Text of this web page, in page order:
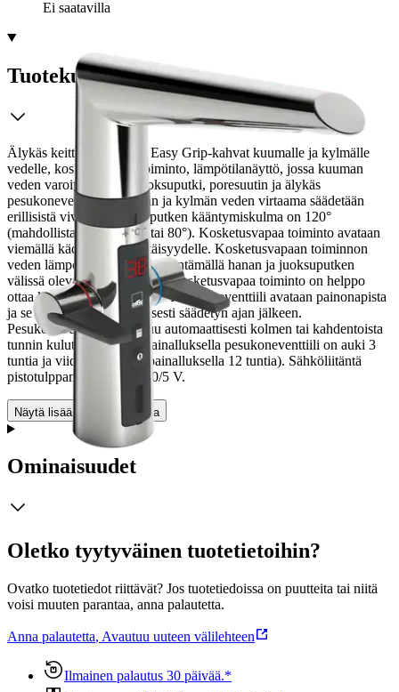
Ei saatavilla
Tuotekuvaus
Älykäs keittiöhana, jossa Easy Grip-kahvat kuumalle ja kylmälle
vedelle, kosketusvapaa toiminto, lämpötilanäyttö, jossa kuuman
veden varoitin, korkea juoksuputki, poresuutin ja älykäs
pesukoneventtiili. Kuuman ja kylmän veden virtaama säädetään
erillisistä vivuista. Juoksuputken kääntymiskulma on 120°
(mahdollista rajoittaa 60° tai 80°). Kosketusvapaa toiminto avataan
viemällä kädet tunnistusetäisyydelle. Kosketusvapaan toiminnon
veden lämpötila säädetään kääntämällä hanan ja juoksuputken
välissä olevaa säätörengasta. Kosketusvapaa toiminto on helppo
ottaa käyttöön/pois käytöstä. Pesukoneventtiili avataan painonapista
ja se sulkeutuu automaattisesti säädetyn ajan jälkeen.
Pesukoneventtiili sulkeutuu automaattisesti kolmen tai kahdentoista
tunnin kuluttua (yhdellä painalluksella pesukoneventtiili on auki 3
tuntia ja viiden sekunnin painalluksella 12 tuntia). Sähköliitäntä
pistotulppamuuntajalla 230/5 V.
Näytä lisää tuotekuvausta
Ominaisuudet
Oletko tyytyväinen tuotetietoihin?
Ovatko tuotetiedot riittävät? Jos tuotetiedoissa on puutteita tai niitä
voisi muuten parantaa, anna palautetta.
Anna palautetta, Avautuu uuteen välilehteen
Ilmainen palautus 30 päivää.*